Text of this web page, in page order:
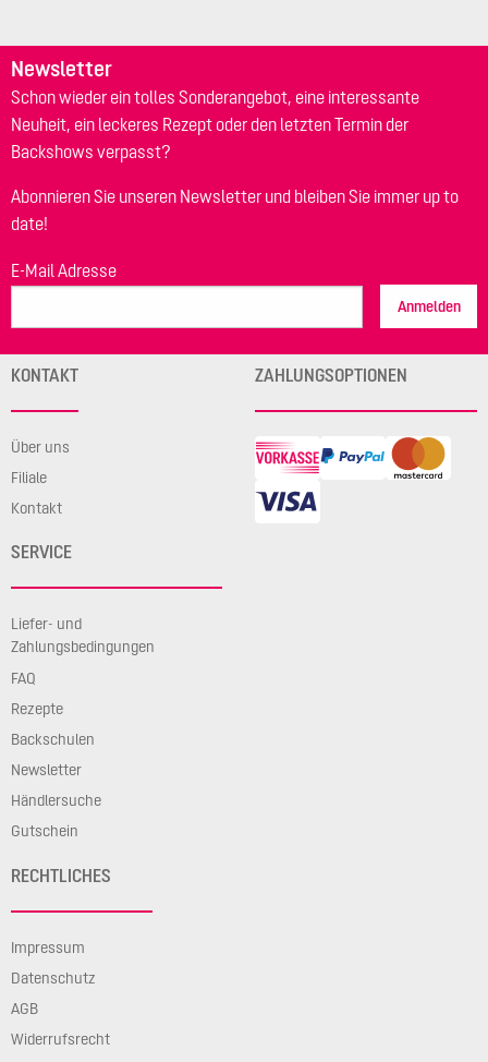
Newsletter
Schon wieder ein tolles Sonderangebot, eine interessante
Neuheit, ein leckeres Rezept oder den letzten Termin der
Backshows verpasst?
Abonnieren Sie unseren Newsletter und bleiben Sie immer up to
date!
E-Mail Adresse
Anmelden
KONTAKT
Über uns
Filiale
Kontakt
SERVICE
Liefer- und
Zahlungsbedingungen
FAQ
Rezepte
Backschulen
Newsletter
Händlersuche
Gutschein
RECHTLICHES
Impressum
Datenschutz
AGB
Widerrufsrecht
ZAHLUNGSOPTIONEN